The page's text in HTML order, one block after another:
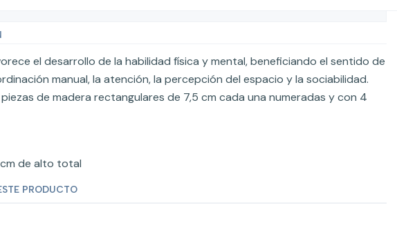
el desarrollo de la habilidad física y mental, beneficiando el sentido de
manual, la atención, la percepción del espacio y la sociabilidad.
de madera rectangulares de 7,5 cm cada una numeradas y con 4
de alto total
PRODUCTO